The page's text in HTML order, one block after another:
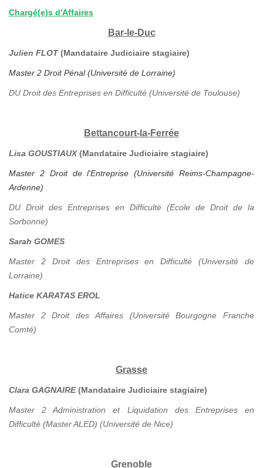
Chargé(e)s d'Affaires
Bar-le-Duc
Julien FLOT(Mandataire Judiciaire stagiaire)
Master 2 Droit Pénal (Université de Lorraine)
DU Droit des Entreprises en Difficulté (Université de Toulouse)
Bettancourt-la-Ferrée
Lisa GOUSTIAUX(Mandataire Judiciaire stagiaire)
Master 2 Droit de l'Entreprise (Université Reims-Champagne-
Ardenne)
DU Droit des Entreprises en Difficulté (Ecole de Droit de la
Sorbonne)
Sarah GOMES
Master 2 Droit des Entreprises en Difficulté (Université de
Lorraine)
Hatice KARATAS EROL
Master 2 Droit des Affaires (Université Bourgogne Franche
Comté)
Grasse
Clara GAGNAIRE(Mandataire Judiciaire stagiaire)
Master 2 Administration et Liquidation des Entreprises en
Difficulté (Master ALED) (Université de Nice)
Grenoble